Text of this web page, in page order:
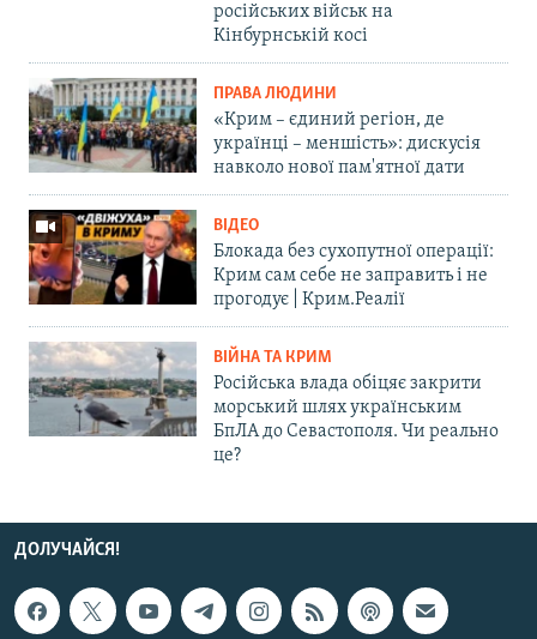
російських військ на
Кінбурнській косі
ПРАВА ЛЮДИНИ
«Крим – єдиний регіон, де
українці – меншість»: дискусія
навколо нової пам'ятної дати
ВІДЕО
Блокада без сухопутної операції:
Крим сам себе не заправить і не
прогодує | Крим.Реалії
ВІЙНА ТА КРИМ
Російська влада обіцяє закрити
морський шлях українським
БпЛА до Севастополя. Чи реально
це?
ДОЛУЧАЙСЯ!